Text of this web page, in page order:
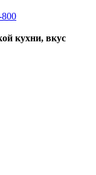
кухни, вкус